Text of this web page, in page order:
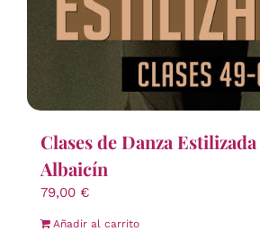
Clases de Danza
Albaicín
79,00 €
Añadir al carrito